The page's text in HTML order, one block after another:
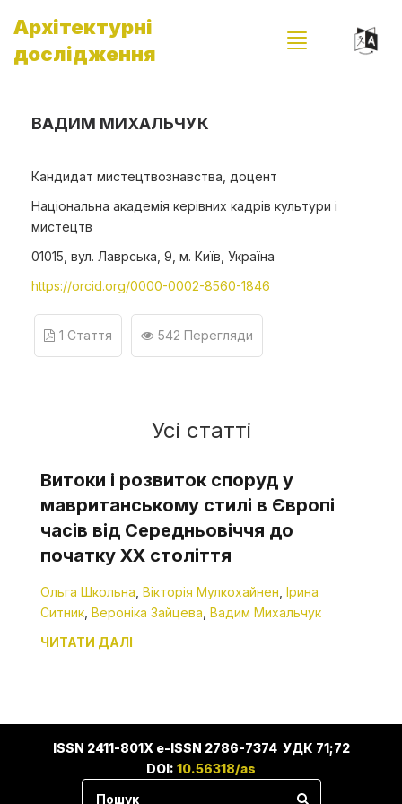
Архітектурні
дослідження
ВАДИМ МИХАЛЬЧУК
Кандидат мистецтвознавства, доцент
Національна академія керівних кадрів культури і
мистецтв
01015, вул. Лаврська, 9, м. Київ, Україна
https://orcid.org/0000-0002-8560-1846
1 Стаття 542 Перегляди
Усі статті
Витоки і розвиток споруд у
мавританському стилі в Європі
часів від Середньовіччя до
початку ХХ століття
Ольга Школьна Вікторія Мулкохайнен Ірина
Ситник Вероніка Зайцева Вадим Михальчук
ЧИТАТИ ДАЛІ
ISSN 2411-801X e-ISSN 2786-7374 УДК 71;72
DOI: 10.56318/as